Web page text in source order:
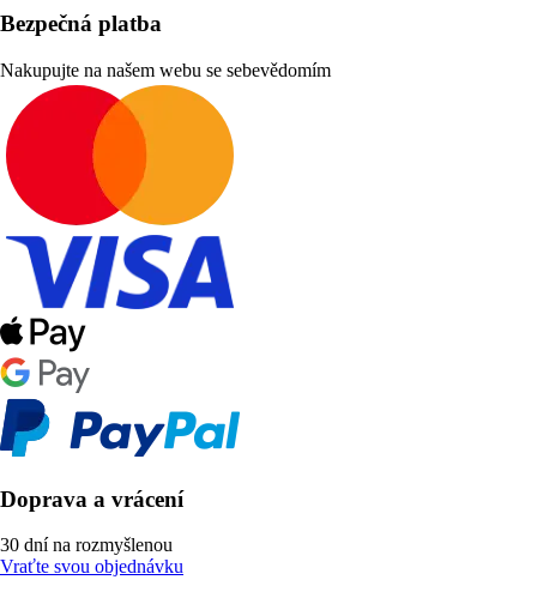
Bezpečná platba
Nakupujte na našem webu se sebevědomím
Doprava a vrácení
30 dní na rozmyšlenou
Vraťte svou objednávku